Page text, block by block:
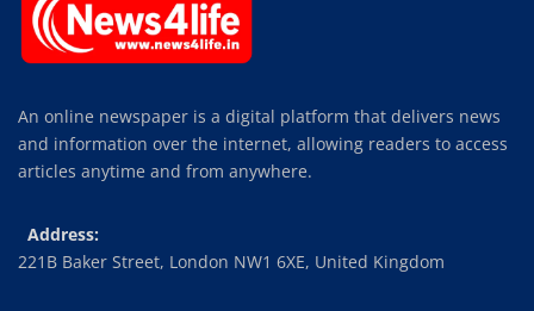
An online newspaper is a digital platform that delivers news
and information over the internet, allowing readers to access
articles anytime and from anywhere.
Address:
221B Baker Street, London NW1 6XE, United Kingdom